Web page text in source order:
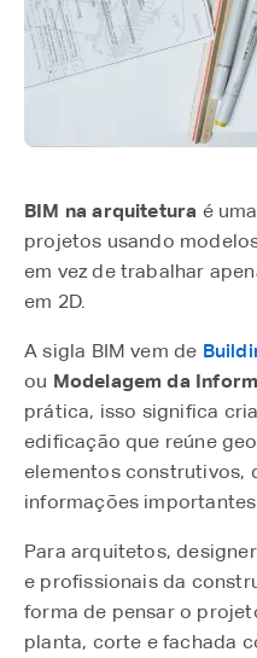
BIM na arquitetura é
projetos usando
em vez de trabalhar
em 2D.
A sigla BIM vem de
ou Modelagem da
prática, isso significa
edificação que reúne
elementos construtivos,
informações
Para arquitetos,
e profissionais da
forma de pensar o
planta, corte e fachada